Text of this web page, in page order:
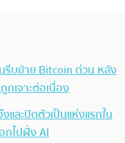
รีบย้าย Bitcoin ด่วน หลัง
กเจาะต่อเนื่อง
และปิดตัวเป็นแห่งแรกใน
กไปฝั่ง AI